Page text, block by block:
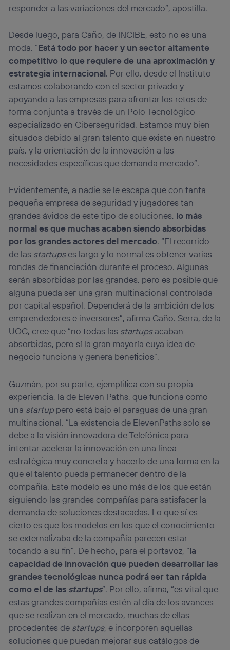
responder a las variaciones del mercado”, apostilla.
Desde luego, para Caño, de INCIBE, esto no es una
moda. “Está todo por hacer y un sector altamente
competitivo lo que requiere de una aproximación y
estrategia internacional. Por ello, desde el Instituto
estamos colaborando con el sector privado y
apoyando a las empresas para afrontar los retos de
forma conjunta a través de un Polo Tecnológico
especializado en Ciberseguridad. Estamos muy bien
situados debido al gran talento que existe en nuestro
país, y la orientación de la innovación a las
necesidades específicas que demanda mercado”.
Evidentemente, a nadie se le escapa que con tanta
pequeña empresa de seguridad y jugadores tan
grandes ávidos de este tipo de soluciones, lo más
normal es que muchas acaben siendo absorbidas
por los grandes actores del mercado. “El recorrido
de las startupses largo y lo normal es obtener varias
rondas de financiación durante el proceso. Algunas
serán absorbidas por las grandes, pero es posible que
alguna pueda ser una gran multinacional controlada
por capital español. Dependerá de la ambición de los
emprendedores e inversores”, afirma Caño. Serra, de la
UOC, cree que “no todas las startupsacaban
absorbidas, pero sí la gran mayoría cuya idea de
negocio funciona y genera beneficios”.
Guzmán, por su parte, ejemplifica con su propia
experiencia, la de Eleven Paths, que funciona como
una startuppero está bajo el paraguas de una gran
multinacional. “La existencia de ElevenPaths solo se
debe a la visión innovadora de Telefónica para
intentar acelerar la innovación en una línea
estratégica muy concreta y hacerlo de una forma en la
que el talento pueda permanecer dentro de la
compañía. Este modelo es uno más de los que están
siguiendo las grandes compañías para satisfacer la
demanda de soluciones destacadas. Lo que sí es
cierto es que los modelos en los que el conocimiento
se externalizaba de la compañía parecen estar
tocando a su fin”. De hecho, para el portavoz, “la
capacidad de innovación que pueden desarrollar las
grandes tecnológicas nunca podrá ser tan rápida
como el de las startups”. Por ello, afirma, “es vital que
estas grandes compañías estén al día de los avances
que se realizan en el mercado, muchas de ellas
procedentes de startups, e incorporen aquellas
soluciones que puedan mejorar sus catálogos de